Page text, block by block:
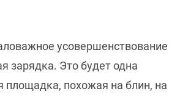
усовершенствование
зарядка. Это будет одна
площадка, похожая на блин, на